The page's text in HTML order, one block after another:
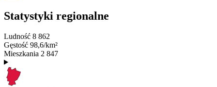
Statystyki regionalne
Ludność 8 862
Gęstość 98,6/km²
Mieszkania 2 847